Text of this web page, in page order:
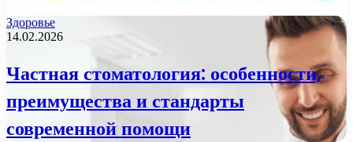
Здоровье
14.02.2026
Частная стоматология: особенности,
преимущества и стандарты
современной помощи